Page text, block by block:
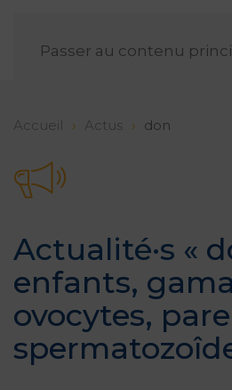
Passer au contenu
Accueil Actus don
Actualité·s «
enfants,
ovocytes,